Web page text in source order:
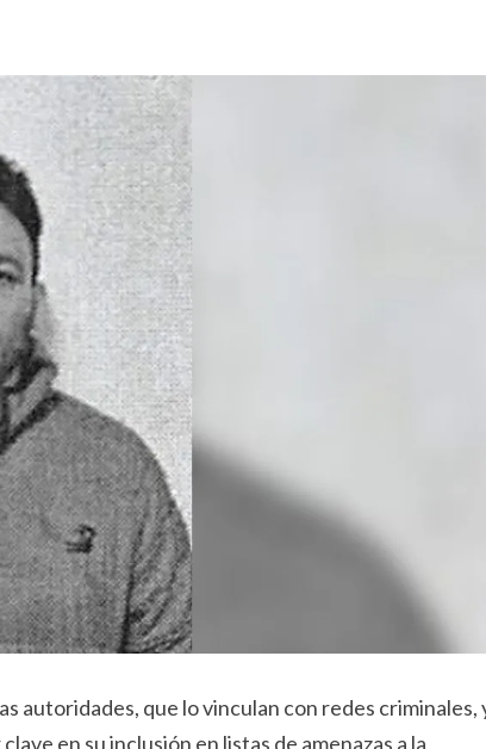
autoridades, que lo vinculan con redes criminales,
en su inclusión en listas de amenazas a la